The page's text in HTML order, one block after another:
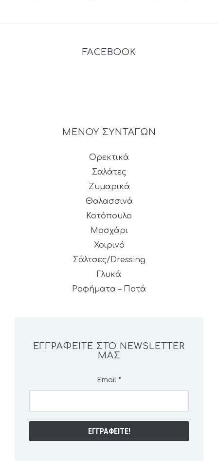
FACEBOOK
ΜΕΝΟΥ ΣΥΝΤΑΓΩΝ
Ορεκτικά
Σαλάτες
Ζυμαρικά
Θαλασσινά
Κοτόπουλο
Μοσχάρι
Χοιρινό
Σάλτσες/Dressing
Γλυκά
Ροφήματα – Ποτά
ΕΓΓΡΑΦΕΊΤΕ ΣΤΟ NEWSLETTER
ΜΑΣ
Email *